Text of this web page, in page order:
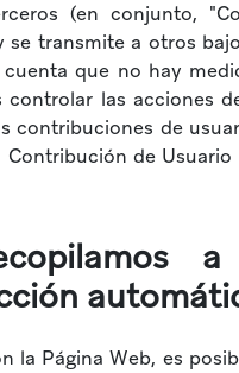
(en conjunto,
transmite a otros
que no hay
las acciones
contribuciones de
de
la Página Web, es